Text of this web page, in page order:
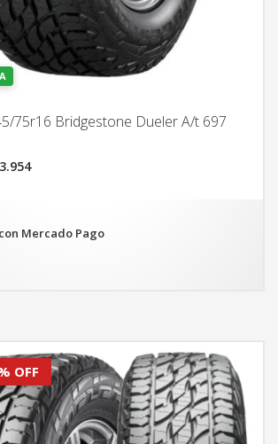
75r16 Bridgestone Dueler A/t 697
El
$383.954.
Mercado Pago
OFF